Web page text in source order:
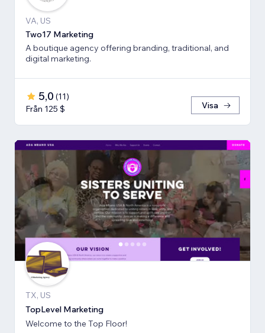
VA, US
Two17 Marketing
A boutique agency offering branding, traditional, and
digital marketing.
5,0 (11)
Från 125 $
Visa
TX, US
TopLevel Marketing
Welcome to the Top Floor!